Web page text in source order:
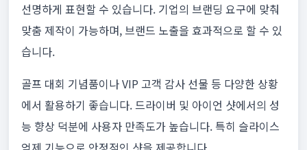
선명하게 표현할 수 있습니다. 기업의 브랜딩 요구에 맞춰
맞춤 제작이 가능하며, 브랜드 노출을 효과적으로 할 수 있
습니다.
골프 대회 기념품이나 VIP 고객 감사 선물 등 다양한 상황
에서 활용하기 좋습니다. 드라이버 및 아이언 샷에서의 성
능 향상 덕분에 사용자 만족도가 높습니다. 특히 슬라이스